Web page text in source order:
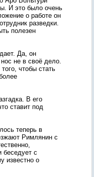
И это было очень
о работе он
разведки.
полезен
Да, он
не в своё дело.
чтобы стать
В его
ставит под
теперь в
Римлянин с
с
известно о